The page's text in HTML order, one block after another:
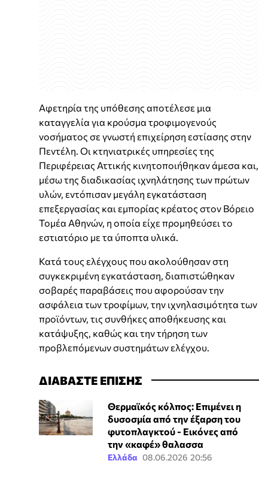
Αφετηρία της υπόθεσης αποτέλεσε μια
καταγγελία για κρούσμα τροφιμογενούς
νοσήματος σε γνωστή επιχείρηση εστίασης στην
Πεντέλη. Οι κτηνιατρικές υπηρεσίες της
Περιφέρειας Αττικής κινητοποιήθηκαν άμεσα και,
μέσω της διαδικασίας ιχνηλάτησης των πρώτων
υλών, εντόπισαν μεγάλη εγκατάσταση
επεξεργασίας και εμπορίας κρέατος στον Βόρειο
Τομέα Αθηνών, η οποία είχε προμηθεύσει το
εστιατόριο με τα ύποπτα υλικά.
Κατά τους ελέγχους που ακολούθησαν στη
συγκεκριμένη εγκατάσταση, διαπιστώθηκαν
σοβαρές παραβάσεις που αφορούσαν την
ασφάλεια των τροφίμων, την ιχνηλασιμότητα των
προϊόντων, τις συνθήκες αποθήκευσης και
κατάψυξης, καθώς και την τήρηση των
προβλεπόμενων συστημάτων ελέγχου.
ΔΙΑΒΑΣΤΕ ΕΠΙΣΗΣ
Θερμαϊκός κόλπος: Επιμένει η
δυσοσμία από την έξαρση του
φυτοπλαγκτού - Εικόνες από
την «καφέ» θαλασσα
Ελλάδα 08.06.2026 20:56